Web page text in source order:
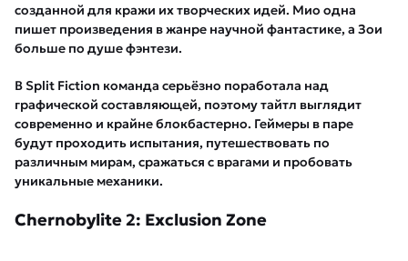
созданной для кражи их творческих идей. Мио одна
пишет произведения в жанре научной фантастике, а Зои
больше по душе фэнтези.
В Split Fiction команда серьёзно поработала над
графической составляющей, поэтому тайтл выглядит
современно и крайне блокбастерно. Геймеры в паре
будут проходить испытания, путешествовать по
различным мирам, сражаться с врагами и пробовать
уникальные механики.
Chernobylite 2: Exclusion Zone